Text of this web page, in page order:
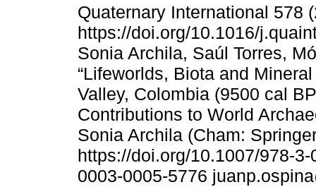
Quaternary International 578
https://doi.org/10.1016/
Sonia Archila, Saúl Torres,
“Lifeworlds, Biota and
Valley, Colombia (9500 cal
Contributions to World
Sonia Archila (Cham:
https://doi.org/10.1007/978-
0003-0005-5776